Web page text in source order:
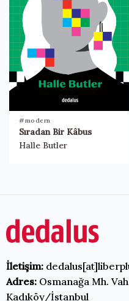
#modern
Sıradan Bir Kâbus
Halle Butler
İletişim:
Adres:Osmanağa Mh.
Kadıköy/İstanbul